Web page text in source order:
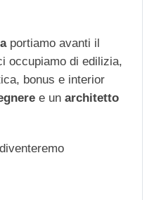
portiamo avanti il
occupiamo di edilizia,
bonus e interior
e un architetto